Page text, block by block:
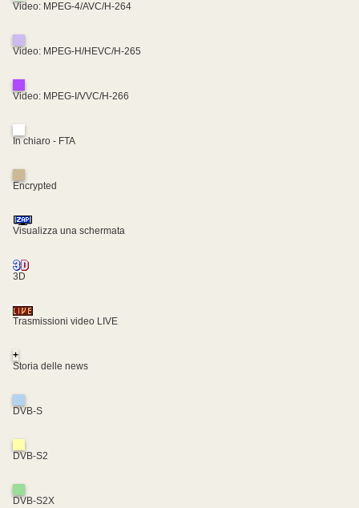
Video: MPEG-4/AVC/H-264
Video: MPEG-H/HEVC/H-265
Video: MPEG-I/VVC/H-266
In chiaro - FTA
Encrypted
Visualizza una schermata
3D
Trasmissioni video LIVE
+
Storia delle news
DVB-S
DVB-S2
DVB-S2X